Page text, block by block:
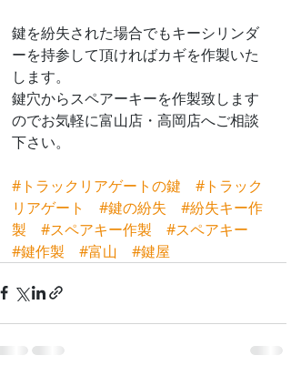
鍵を紛失された場合でもキーシリンダ
ーを持参して頂ければカギを作製いた
します。
鍵穴からスペアーキーを作製致します
のでお気軽に富山店・高岡店へご相談
下さい。
#トラックリアゲートの鍵
#トラック
リアゲート
#鍵の紛失
#紛失キー作
製
#スペアキー作製
#スペアキー
#鍵作製
#富山 #鍵屋